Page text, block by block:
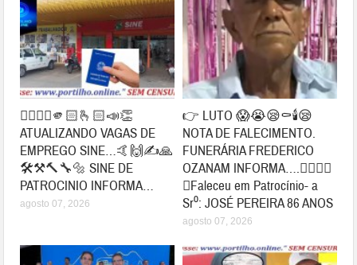
👉🏻👍🏻🫵🏻🫰🏻📣👏
ATUALIZANDO VAGAS DE
EMPREGO SINE…🤙🙌✍🙏
🛠⚒🔨🔧🔩 SINE DE
PATROCINIO INFORMA…
agosto 07, 2026
👉 LUTO 😱😭😪⚰🕯😪
NOTA DE FALECIMENTO.
FUNERÁRIA FREDERICO
OZANAM INFORMA….👉🏻😱😥
😓Faleceu em Patrocínio- a
Sr⁰: JOSÉ PEREIRA 86 ANOS
agosto 07, 2026